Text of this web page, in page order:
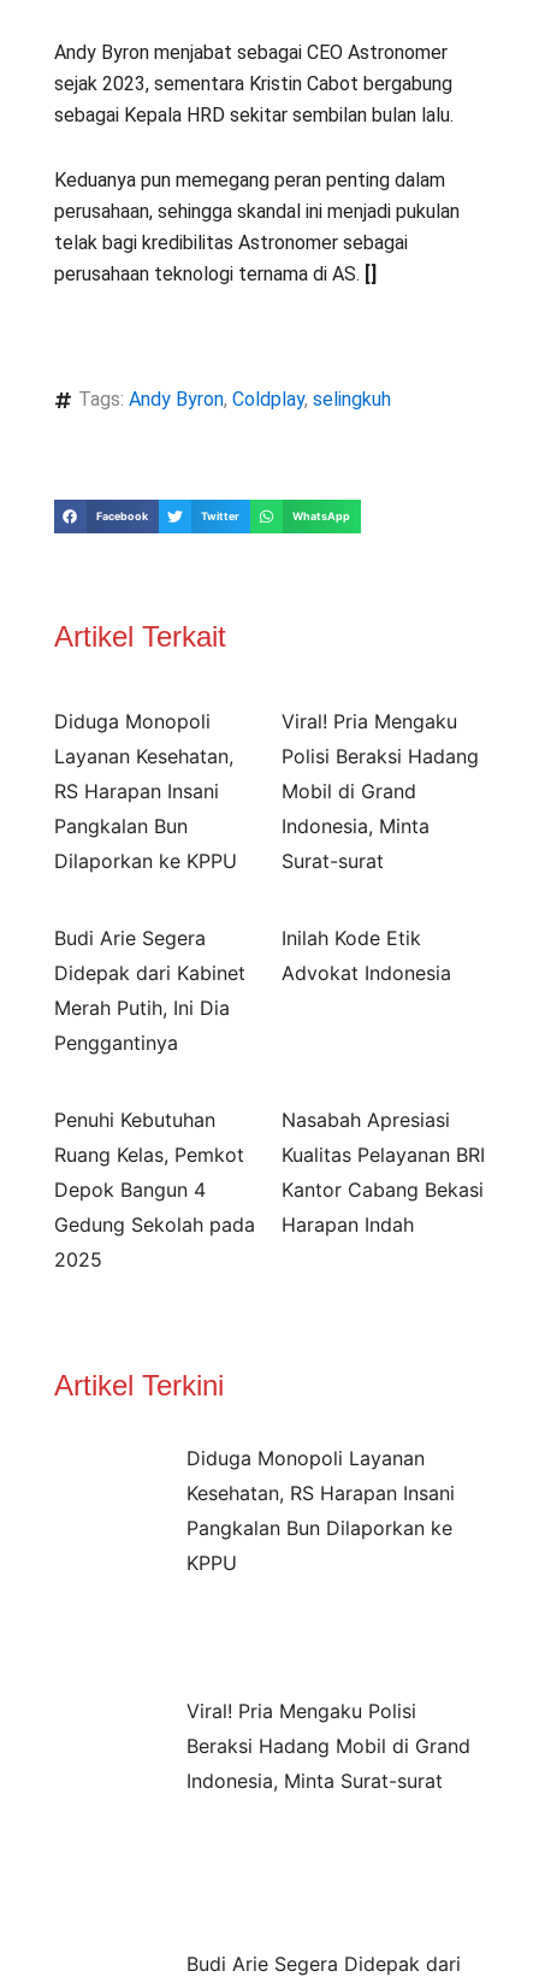
Andy Byron menjabat sebagai CEO Astronomer
sejak 2023, sementara Kristin Cabot bergabung
sebagai Kepala HRD sekitar sembilan bulan lalu.
Keduanya pun memegang peran penting dalam
perusahaan, sehingga skandal ini menjadi pukulan
telak bagi kredibilitas Astronomer sebagai
perusahaan teknologi ternama di AS. []
Tags: Andy Byron, Coldplay, selingkuh
Facebook Twitter WhatsApp
Artikel Terkait
Diduga Monopoli
Layanan Kesehatan,
RS Harapan Insani
Pangkalan Bun
Dilaporkan ke KPPU
Viral! Pria Mengaku
Polisi Beraksi Hadang
Mobil di Grand
Indonesia, Minta
Surat-surat
Budi Arie Segera
Didepak dari Kabinet
Merah Putih, Ini Dia
Penggantinya
Inilah Kode Etik
Advokat Indonesia
Penuhi Kebutuhan
Ruang Kelas, Pemkot
Depok Bangun 4
Gedung Sekolah pada
2025
Nasabah Apresiasi
Kualitas Pelayanan BRI
Kantor Cabang Bekasi
Harapan Indah
Artikel Terkini
Diduga Monopoli Layanan
Kesehatan, RS Harapan Insani
Pangkalan Bun Dilaporkan ke
KPPU
Viral! Pria Mengaku Polisi
Beraksi Hadang Mobil di Grand
Indonesia, Minta Surat-surat
Budi Arie Segera Didepak dari